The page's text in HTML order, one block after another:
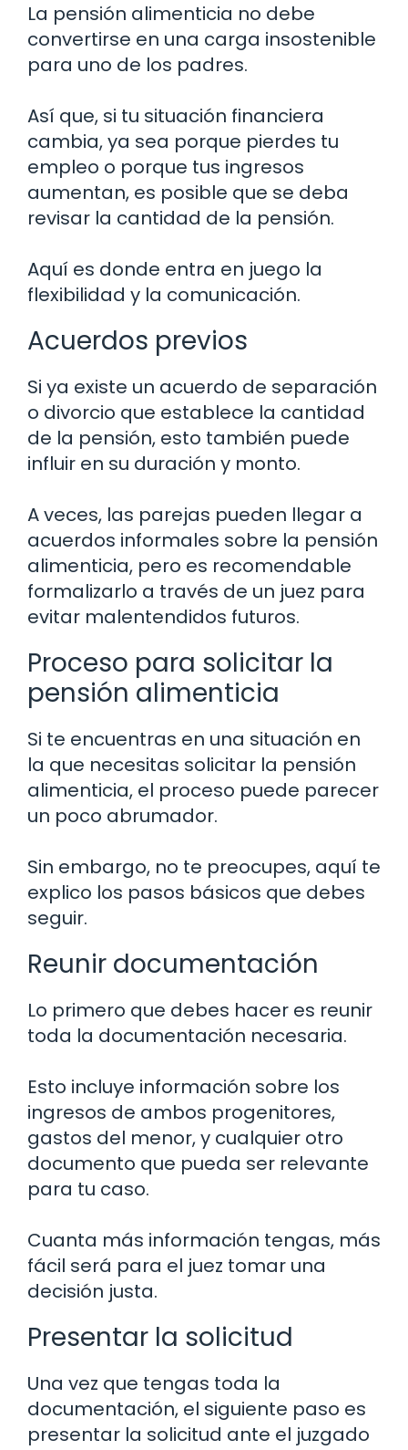
La pensión alimenticia no debe
convertirse en una carga insostenible
para uno de los padres.
Así que, si tu situación financiera
cambia, ya sea porque pierdes tu
empleo o porque tus ingresos
aumentan, es posible que se deba
revisar la cantidad de la pensión.
Aquí es donde entra en juego la
flexibilidad y la comunicación.
Acuerdos previos
Si ya existe un acuerdo de separación
o divorcio que establece la cantidad
de la pensión, esto también puede
influir en su duración y monto.
A veces, las parejas pueden llegar a
acuerdos informales sobre la pensión
alimenticia, pero es recomendable
formalizarlo a través de un juez para
evitar malentendidos futuros.
Proceso para solicitar la
pensión alimenticia
Si te encuentras en una situación en
la que necesitas solicitar la pensión
alimenticia, el proceso puede parecer
un poco abrumador.
Sin embargo, no te preocupes, aquí te
explico los pasos básicos que debes
seguir.
Reunir documentación
Lo primero que debes hacer es reunir
toda la documentación necesaria.
Esto incluye información sobre los
ingresos de ambos progenitores,
gastos del menor, y cualquier otro
documento que pueda ser relevante
para tu caso.
Cuanta más información tengas, más
fácil será para el juez tomar una
decisión justa.
Presentar la solicitud
Una vez que tengas toda la
documentación, el siguiente paso es
presentar la solicitud ante el juzgado